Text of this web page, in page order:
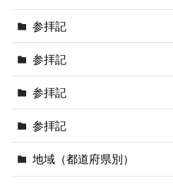
参拝記
参拝記
参拝記
参拝記
地域（都道府県別）